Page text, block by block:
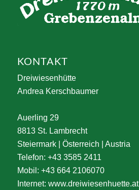
KONTAKT
Dreiwiesenhütte
Andrea Kerschbaumer
Auerling 29
8813 St. Lambrecht
Steiermark | Österreich | Austria
Telefon: +43 3585 2411
Mobil: +43 664 2106070
Internet: www.dreiwiesenhuette.at